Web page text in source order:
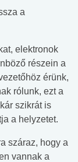
a
elektronok
részein a
érünk,
rólunk, ezt a
szikrát is
a helyzetet.
száraz, hogy a
vannak a